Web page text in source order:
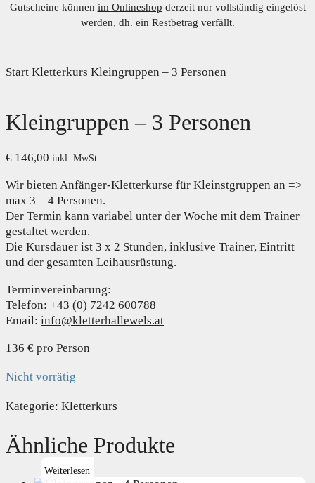
Gutscheine können im Onlineshop derzeit nur vollständig eingelöst
werden, dh. ein Restbetrag verfällt.
Start Kletterkurs Kleingruppen – 3 Personen
Kleingruppen – 3 Personen
€ 146,00 inkl. MwSt.
Wir bieten Anfänger-Kletterkurse für Kleinstgruppen an =>
max 3 – 4 Personen.
Der Termin kann variabel unter der Woche mit dem Trainer
gestaltet werden.
Die Kursdauer ist 3 x 2 Stunden, inklusive Trainer, Eintritt
und der gesamten Leihausrüstung.
Terminvereinbarung:
Telefon: +43 (0) 7242 600788
Email: info@kletterhallewels.at
136 € pro Person
Nicht vorrätig
Kategorie: Kletterkurs
Ähnliche Produkte
Weiterlesen